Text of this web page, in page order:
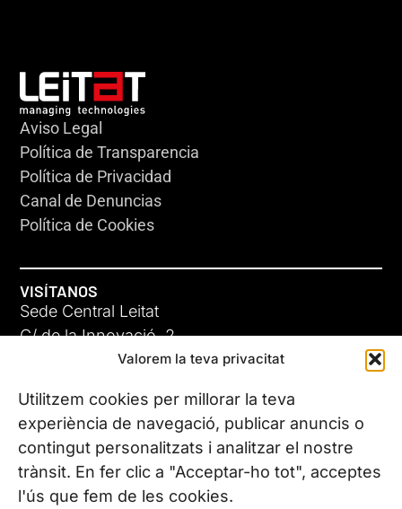
Valorem la teva privacitat
Utilitzem cookies per millorar la teva
experiència de navegació, publicar anuncis o
contingut personalitzats i analitzar el nostre
trànsit. En fer clic a "Acceptar-ho tot", acceptes
l'ús que fem de les cookies.
Aviso Legal
Política de Transparencia
Política de Privacidad
Canal de Denuncias
Política de Cookies
VISÍTANOS
Sede Central Leitat
C/ de la Innovació, 2
08225 Terrassa, (Barcelona)
Conoce todas nuestras sedes
CONTÁCTANOS
Tel. (+34) 937 882 300